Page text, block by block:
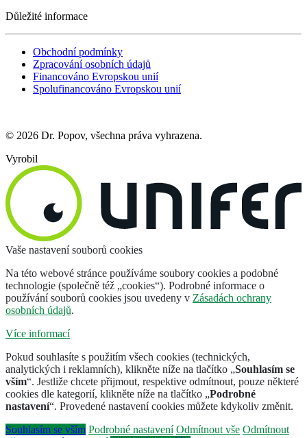
Důležité informace
Obchodní podmínky
Zpracování osobních údajů
Financováno Evropskou unií
Spolufinancováno Evropskou unií
© 2026 Dr. Popov, všechna práva vyhrazena.
Vyrobil
Vaše nastavení souborů cookies
Na této webové stránce používáme soubory cookies a podobné
technologie (společně též „cookies“). Podrobné informace o
používání souborů cookies jsou uvedeny v Zásadách ochrany
osobních údajů.
Více informací
Pokud souhlasíte s použitím všech cookies (technických,
analytických i reklamních), klikněte níže na tlačítko „Souhlasím se
vším“. Jestliže chcete přijmout, respektive odmítnout, pouze některé
cookies dle kategorií, klikněte níže na tlačítko „Podrobné
nastavení“. Provedené nastavení cookies můžete kdykoliv změnit.
Souhlasím se vším Podrobné nastavení Odmítnout vše Odmítnout